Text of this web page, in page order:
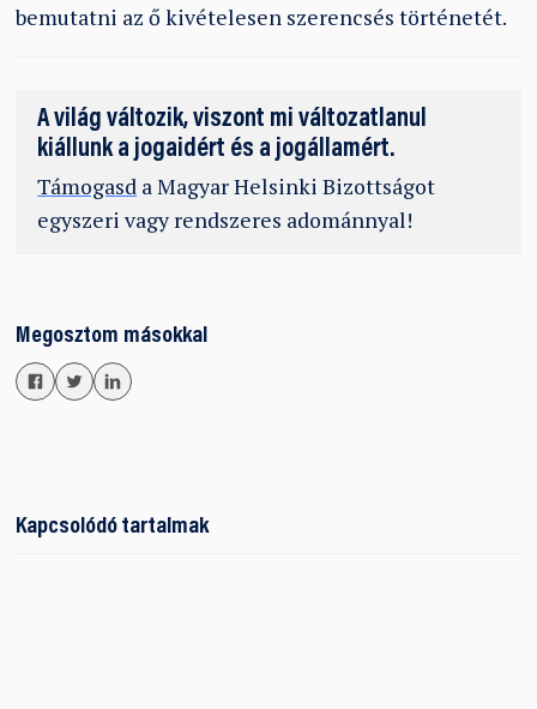
bemutatni az ő kivételesen szerencsés történetét.
A világ változik, viszont mi változatlanul
kiállunk a jogaidért és a jogállamért.
Támogasd a Magyar Helsinki Bizottságot
egyszeri vagy rendszeres adománnyal!
Megosztom másokkal
Kapcsolódó tartalmak